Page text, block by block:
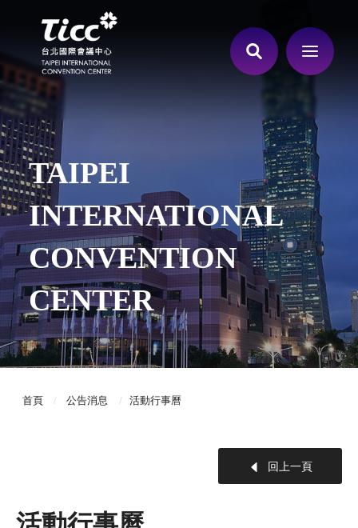
TAIPEI
INTERNATIONAL
CONVENTION
CENTER
首頁 公告消息 活動行事曆
回上一頁